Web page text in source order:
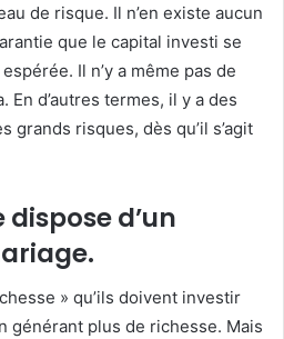
de risque. Il n’en existe aucun
que le capital investi se
Il n’y a même pas de
En d’autres termes, il y a des
grands risques, dès qu’il s’agit
d’un
» qu’ils doivent investir
générant plus de richesse. Mais